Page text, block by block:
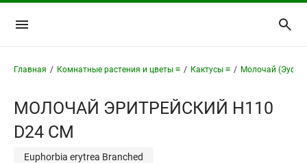
Главная / Комнатные растения и цветы ≡ / Кактусы ≡ / Молочай
МОЛОЧАЙ ЭРИТРЕЙСКИЙ H110
D24 СМ
Euphorbia erytrea Branched